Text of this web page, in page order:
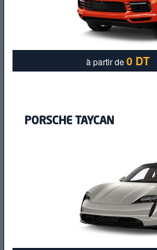
à partir de0 DT
PORSCHE TAYCAN